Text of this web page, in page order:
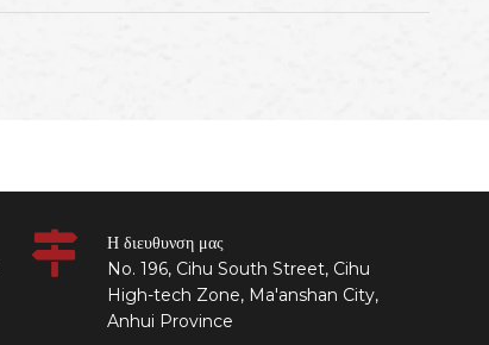
Η διευθυνση μας
No. 196, Cihu South Street, Cihu
High-tech Zone, Ma'anshan City,
Anhui Province